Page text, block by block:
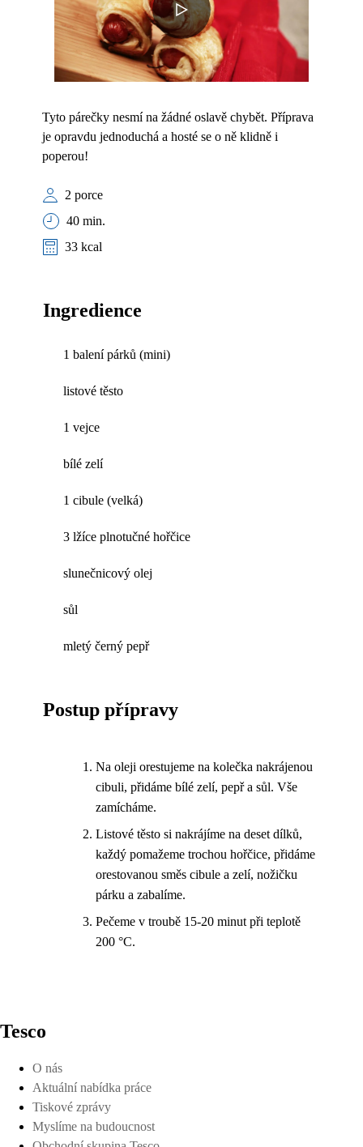
Tyto párečky nesmí na žádné oslavě chybět. Příprava
je opravdu jednoduchá a hosté se o ně klidně i
poperou!
2 porce
40 min.
33 kcal
Ingredience
1 balení párků (mini)
listové těsto
1 vejce
bílé zelí
1 cibule (velká)
3 lžíce plnotučné hořčice
slunečnicový olej
sůl
mletý černý pepř
Postup přípravy
Na oleji orestujeme na kolečka nakrájenou
cibuli, přidáme bílé zelí, pepř a sůl. Vše
zamícháme.
Listové těsto si nakrájíme na deset dílků,
každý pomažeme trochou hořčice, přidáme
orestovanou směs cibule a zelí, nožičku
párku a zabalíme.
Pečeme v troubě 15-20 minut při teplotě
200 °C.
Tesco
O nás
Aktuální nabídka práce
Tiskové zprávy
Myslíme na budoucnost